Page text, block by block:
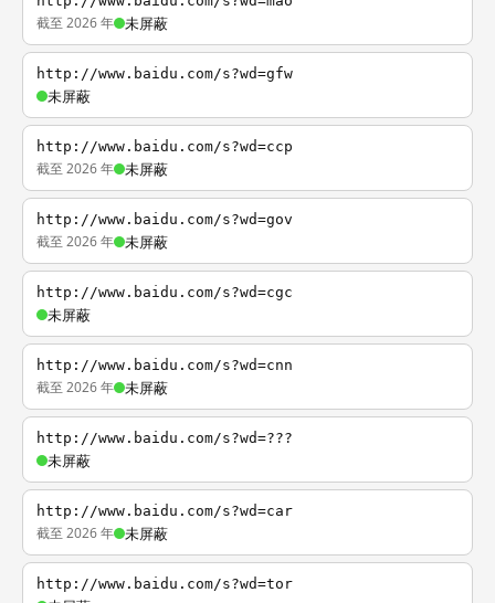
截至 2026 年 未屏蔽
http://www.baidu.com/s?wd=gfw
未屏蔽
http://www.baidu.com/s?wd=ccp
截至 2026 年 未屏蔽
http://www.baidu.com/s?wd=gov
截至 2026 年 未屏蔽
http://www.baidu.com/s?wd=cgc
未屏蔽
http://www.baidu.com/s?wd=cnn
截至 2026 年 未屏蔽
http://www.baidu.com/s?wd=???
未屏蔽
http://www.baidu.com/s?wd=car
截至 2026 年 未屏蔽
http://www.baidu.com/s?wd=tor